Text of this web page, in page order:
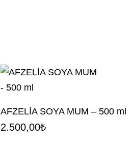
AFZELİA SOYA MUM – 500 ml
2.500,00₺